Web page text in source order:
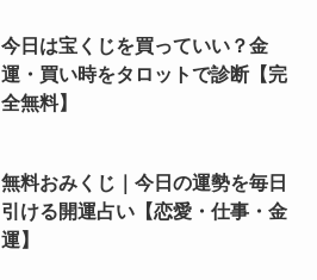
今日は宝くじを買っていい？金
運・買い時をタロットで診断【完
全無料】
無料おみくじ｜今日の運勢を毎日
引ける開運占い【恋愛・仕事・金
運】